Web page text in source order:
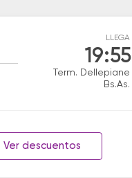
LLEGA
19:55
Term. Dellepiane
Bs.As.
Ver descuentos